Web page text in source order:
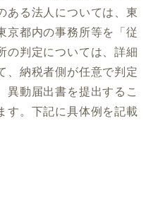
ある法人については、東
京都内の事務所等を「従
の判定については、詳細
、納税者側が任意で判定
異動届出書を提出するこ
す。下記に具体例を記載